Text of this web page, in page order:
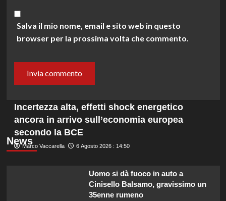
Salva il mio nome, email e sito web in questo
browser per la prossima volta che commento.
News
Incertezza alta, effetti shock energetico
ancora in arrivo sull’economia europea
secondo la BCE
Marco Vaccarella 6 Agosto 2026 : 14:50
Uomo si dà fuoco in auto a
Cinisello Balsamo, gravissimo un
35enne rumeno